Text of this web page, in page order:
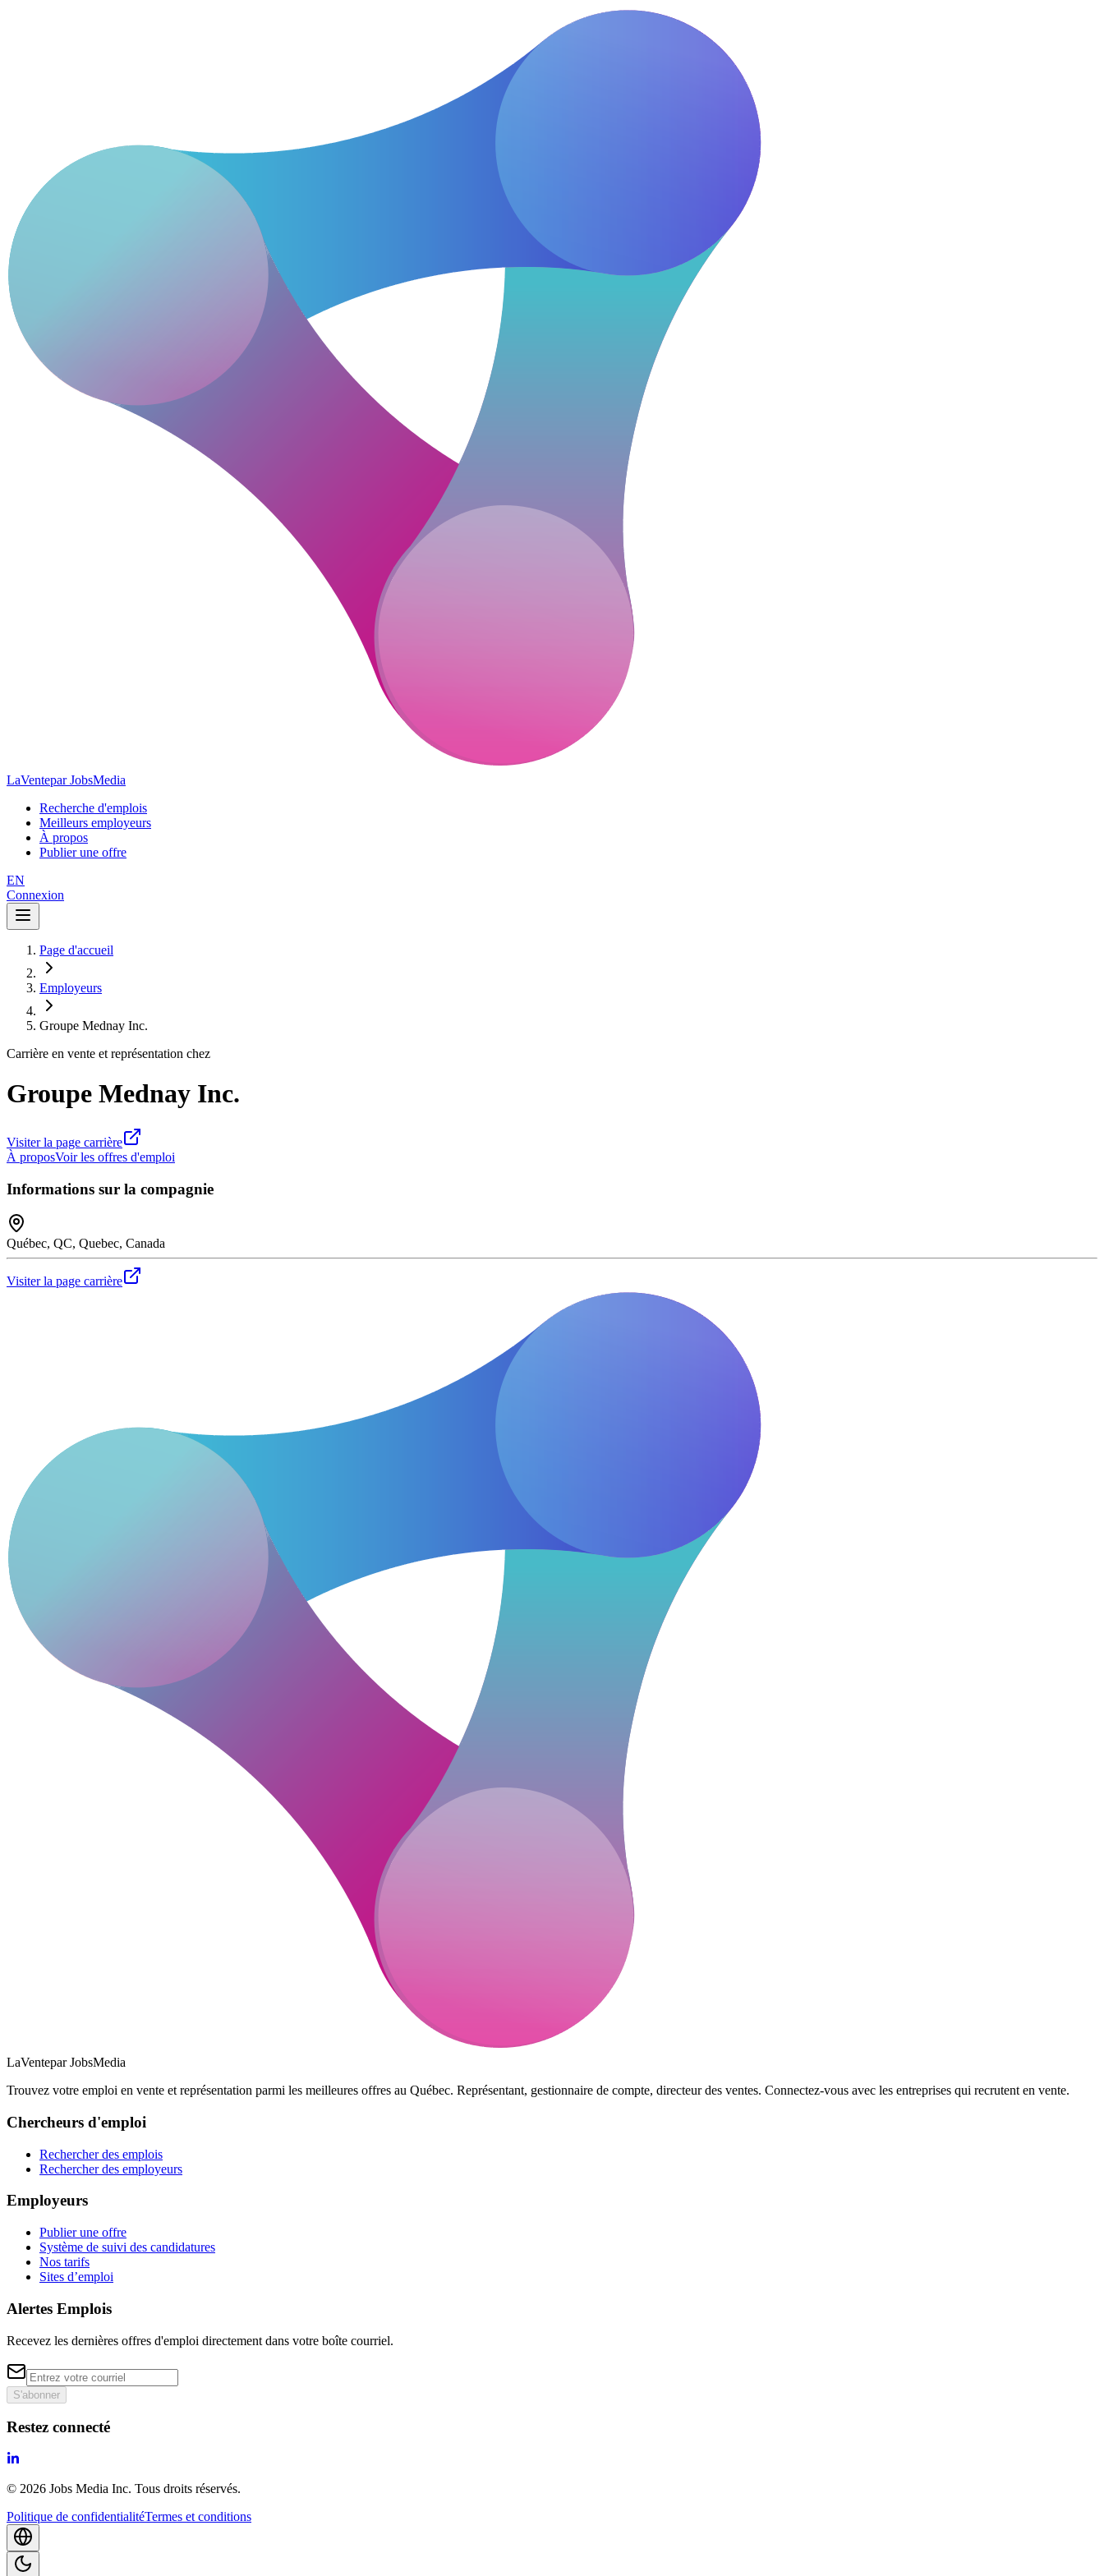
LaVentepar JobsMedia
Recherche d'emplois
Meilleurs employeurs
À propos
Publier une offre
EN
Connexion
Page d'accueil
Employeurs
Groupe Mednay Inc.
Carrière en vente et représentation chez
Groupe Mednay Inc.
Visiter la page carrière
À proposVoir les offres d'emploi
Informations sur la compagnie
Québec, QC, Quebec, Canada
Visiter la page carrière
LaVentepar JobsMedia
Trouvez votre emploi en vente et représentation parmi les meilleures offres au Québec. Représentant, gestionnaire de compte, directeur des ventes. Connectez-vous avec les entreprises qui recrutent en vente.
Chercheurs d'emploi
Rechercher des emplois
Rechercher des employeurs
Employeurs
Publier une offre
Système de suivi des candidatures
Nos tarifs
Sites d’emploi
Alertes Emplois
Recevez les dernières offres d'emploi directement dans votre boîte courriel.
S'abonner
Restez connecté
© 2026 Jobs Media Inc. Tous droits réservés.
Politique de confidentialitéTermes et conditions